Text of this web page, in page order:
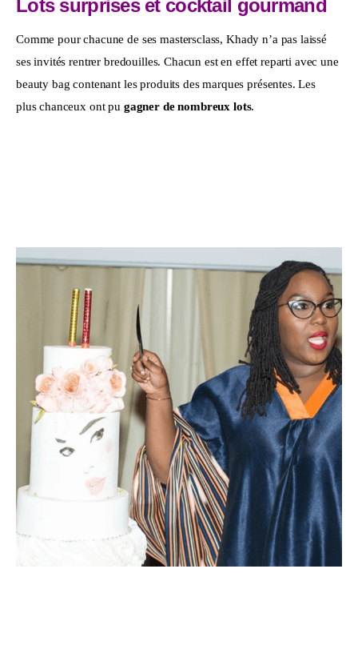
Lots surprises et cocktail gourmand
Comme pour chacune de ses mastersclass, Khady n’a pas laissé
ses invités rentrer bredouilles. Chacun est en effet reparti avec une
beauty bag contenant les produits des marques présentes. Les
plus chanceux ont pu gagner de nombreux lots.